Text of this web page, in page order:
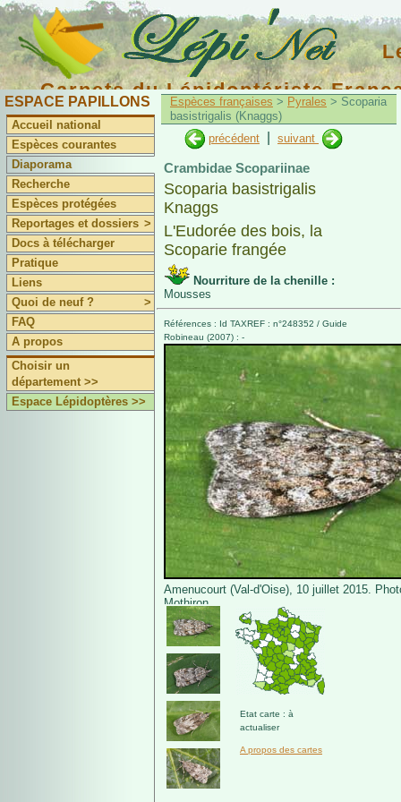
Carnets du Lépidoptériste
ESPACE PAPILLONS
Accueil national
Espèces courantes
Diaporama
Recherche
Espèces protégées
Reportages et dossiers >
Docs à télécharger
Pratique
Liens
Quoi de neuf ?
>
FAQ
A propos
Choisir un
département >>
Espace Lépidoptères >>
Espèces françaises > Pyrales > Scoparia
basistrigalis (Knaggs)
précédent
suivant
Crambidae Scopariinae
Scoparia basistrigalis
Knaggs
L'Eudorée des bois, la
Scoparie frangée
Nourriture de la chenille :
Mousses
Références : Id TAXREF : n°248352 / Guide
Robineau (2007) : -
Amenucourt (Val-d'Oise), 10 juillet 2015.
Mothiron.
Etat carte : à
actualiser
A propos des cartes